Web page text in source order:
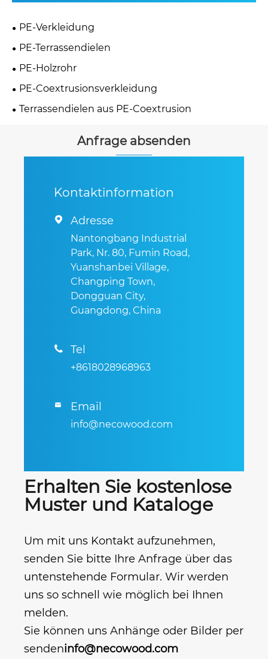
PE-Verkleidung
PE-Terrassendielen
PE-Holzrohr
PE-Coextrusionsverkleidung
Terrassendielen aus PE-Coextrusion
Anfrage absenden
Kontaktinformation
 Adresse
Nantongbang Industrial
Park, Nr. 80, Fumin Road,
Yuanshanbei Village,
Changping Town,
Dongguan City,
Guangdong, China
 Tel
+8618028968963
 Email
info@necowood.com
Erhalten Sie kostenlose
Muster und Kataloge
Um mit uns Kontakt aufzunehmen,
senden Sie bitte Ihre Anfrage über das
untenstehende Formular. Wir werden
uns so schnell wie möglich bei Ihnen
melden.
Sie können uns Anhänge oder Bilder per
sendeninfo@necowood.com